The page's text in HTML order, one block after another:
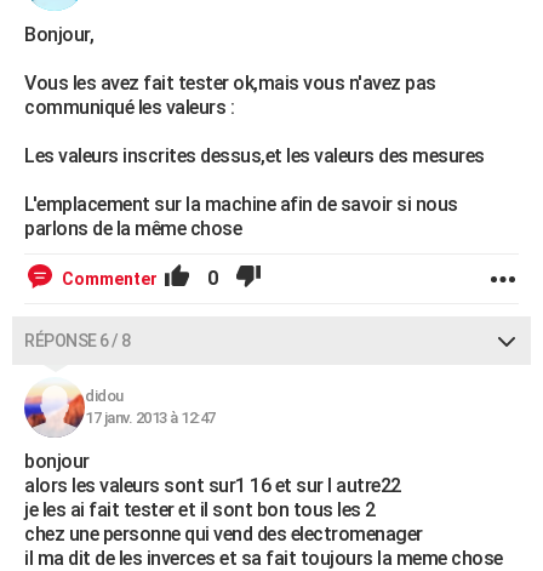
Bonjour,
Vous les avez fait tester ok,mais vous n'avez pas
communiqué les valeurs :
Les valeurs inscrites dessus,et les valeurs des mesures
L'emplacement sur la machine afin de savoir si nous
parlons de la même chose
Commenter 0
RÉPONSE 6 / 8
didou
17 janv. 2013 à 12:47
bonjour
alors les valeurs sont sur1 16 et sur l autre22
je les ai fait tester et il sont bon tous les 2
chez une personne qui vend des electromenager
il ma dit de les inverces et sa fait toujours la meme chose